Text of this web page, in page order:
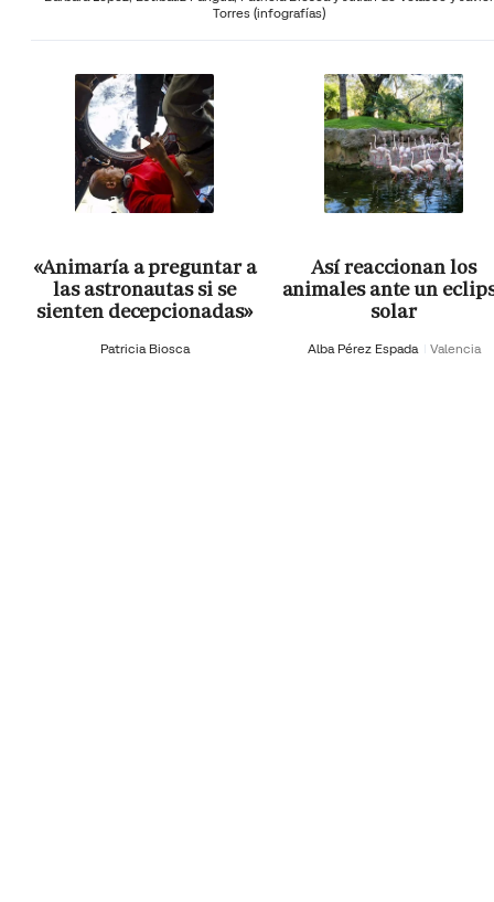
Torres (infografías)
«Animaría a preguntar a
las astronautas si se
sienten decepcionadas»
Patricia Biosca
Así reaccionan los
animales ante un
solar
Alba Pérez Espada Valencia